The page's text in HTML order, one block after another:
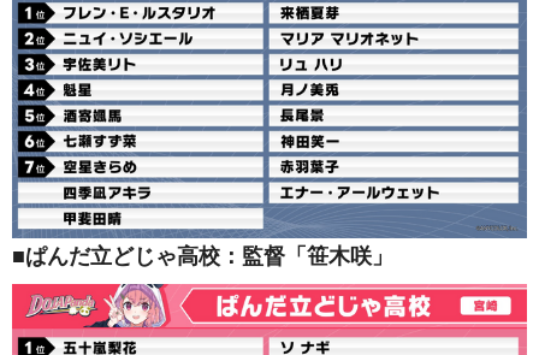
■ぱんだ立どじゃ高校：監督「笹木咲」